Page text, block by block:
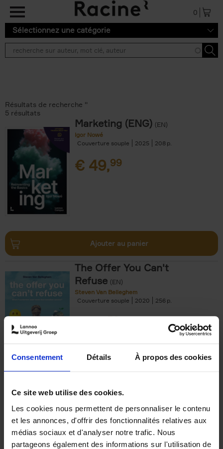
Consentement Détails À propos des cookies
Ce site web utilise des cookies.
Les cookies nous permettent de personnaliser le contenu
et les annonces, d'offrir des fonctionnalités relatives aux
médias sociaux et d'analyser notre trafic. Nous
partageons également des informations sur l'utilisation de
Aller au contenu principal
0
Sélectionnez une catégorie
Résultats de recherche ''
5 résultats
Marketing (ENG) (EN)
Igor Nowé
Couverture souple
2025 208
€ 49,99
Ajouter au panier
The Offer You Can't
Refuse (EN)
Steven Van Belleghem
Couverture souple
2020 256
€37,50
Building Bonds = Building
Business
Jochen Roef Jozefien De Feyter
Carolien Boom
Couverture souple
2025 200